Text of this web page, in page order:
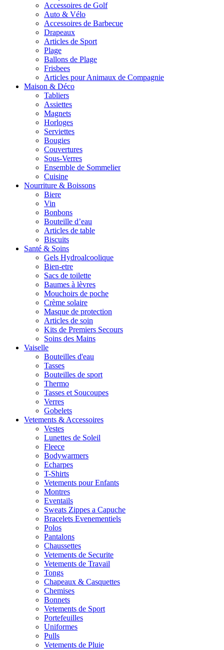
Accessoires de Golf
Auto & Vélo
Accessoires de Barbecue
Drapeaux
Articles de Sport
Plage
Ballons de Plage
Frisbees
Articles pour Animaux de Compagnie
Maison & Déco
Tabliers
Assiettes
Magnets
Horloges
Serviettes
Bougies
Couvertures
Sous-Verres
Ensemble de Sommelier
Cuisine
Nourriture & Boissons
Biere
Vin
Bonbons
Bouteille d’eau
Articles de table
Biscuits
Santé & Soins
Gels Hydroalcoolique
Bien-etre
Sacs de toilette
Baumes à lèvres
Mouchoirs de poche
Crème solaire
Masque de protection
Articles de soin
Kits de Premiers Secours
Soins des Mains
Vaiselle
Bouteilles d'eau
Tasses
Bouteilles de sport
Thermo
Tasses et Soucoupes
Verres
Gobelets
Vetements & Accessoires
Vestes
Lunettes de Soleil
Fleece
Bodywarmers
Echarpes
T-Shirts
Vetements pour Enfants
Montres
Eventails
Sweats Zippes a Capuche
Bracelets Evenementiels
Polos
Pantalons
Chaussettes
Vetements de Securite
Vetements de Travail
Tongs
Chapeaux & Casquettes
Chemises
Bonnets
Vetements de Sport
Portefeuilles
Uniformes
Pulls
Vetements de Pluie